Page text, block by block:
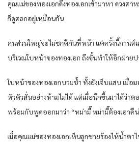
คุณแม่ของทองเอกดึงทองเอกเข้ามาหา ดวงตา
ก็ดูตลกอยู่เหมือนกัน
คนส่วนใหญ่จะไม่ชกตีกันที่หน้า แต่ครั้งนี้กานต์แ
บริเวณใบหน้าของทองเอก ถึงขั้นทำให้อีกฝ่าย
ใบหน้าของทองเอกบวมช้ำ ทั้งยังเจ็บแสบ เมื่อ
หัวตัวสั่นอย่างห้ามไม่ได้ แต่เมื่อนึกขึ้นมาได้ว่า
พร้อมกับพูดออกมาว่า “หม่ามี๊ หม่ามี๊ต้องเอาคืน
เมื่อคุณแม่ของทองเอกเห็นลูกชายร้องไห้น้ำตา